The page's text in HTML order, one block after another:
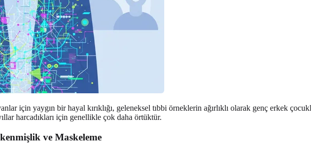
için yaygın bir hayal kırıklığı, geleneksel tıbbi örneklerin ağırlıklı olarak genç erkek
harcadıkları için genellikle çok daha örtüktür.
ve Maskeleme